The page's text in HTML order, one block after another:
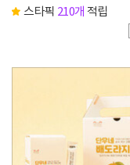
스타픽 210개 적립